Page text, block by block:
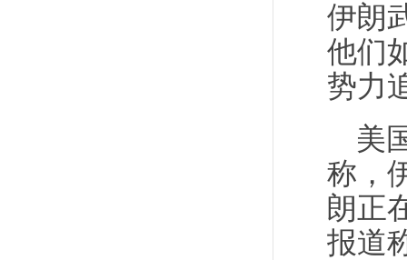
伊朗
他们
势力
美
称，
朗正
报道